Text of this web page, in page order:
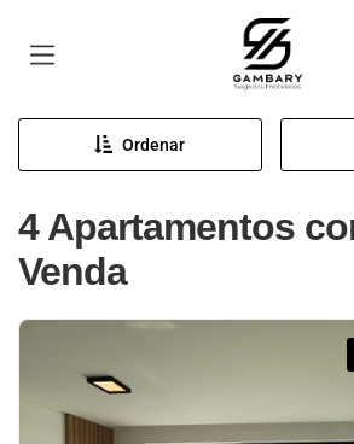
Página
Ordenar
4 Apartamentos
Venda